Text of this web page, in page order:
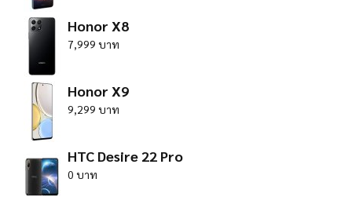
Honor X8
7,999 บาท
Honor X9
9,299 บาท
HTC Desire 22 Pro
0 บาท